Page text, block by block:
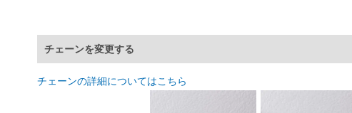
チェーンを変更する
チェーンの詳細についてはこちら